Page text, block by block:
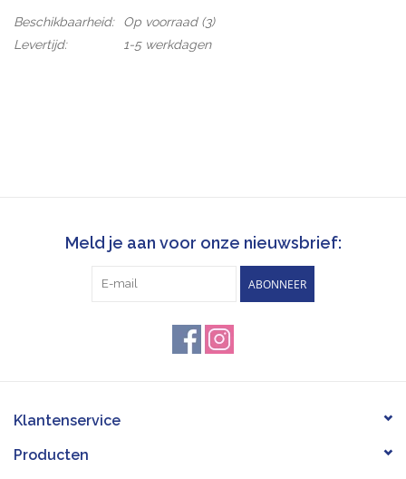
Beschikbaarheid: Op voorraad(3)
Levertijd:
1-5 werkdagen
Meld je aan voor onze nieuwsbrief:
ABONNEER
Klantenservice
Producten